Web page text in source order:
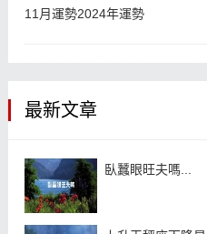
11月運勢2024年運勢
最新文章
臥蠶眼旺夫嗎...